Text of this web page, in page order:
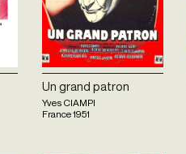
Un grand patron
Yves CIAMPI
France1951